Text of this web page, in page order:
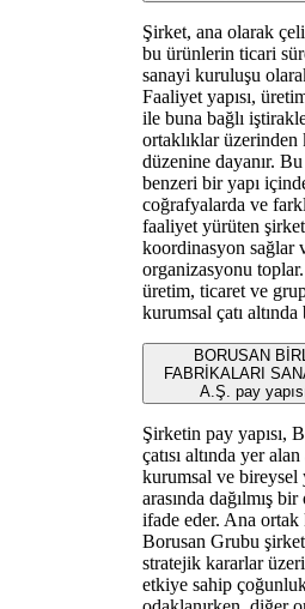
Şirket, ana olarak
bu ürünlerin ticari
sanayi kuruluşu
Faaliyet yapısı,
ile buna bağlı
ortaklıklar
düzenine dayanır.
benzeri bir yapı
coğrafyalarda ve
faaliyet yürüten
koordinasyon sağlar
organizasyonu
üretim, ticaret ve
kurumsal çatı
BORUSAN
FABRİKALARI
A.Ş. pay
Şirketin pay yapısı,
çatısı altında yer
kurumsal ve bireysel
arasında dağılmış
ifade eder. Ana
Borusan Grubu
stratejik kararlar
etkiye sahip